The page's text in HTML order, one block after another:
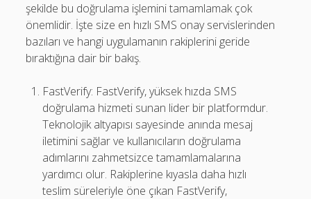
şekilde bu doğrulama işlemini tamamlamak çok
önemlidir. İşte size en hızlı SMS onay servislerinden
bazıları ve hangi uygulamanın rakiplerini geride
bıraktığına dair bir bakış.
FastVerify: FastVerify, yüksek hızda SMS
doğrulama hizmeti sunan lider bir platformdur.
Teknolojik altyapısı sayesinde anında mesaj
iletimini sağlar ve kullanıcıların doğrulama
adımlarını zahmetsizce tamamlamalarına
yardımcı olur. Rakiplerine kıyasla daha hızlı
teslim süreleriyle öne çıkan FastVerify,